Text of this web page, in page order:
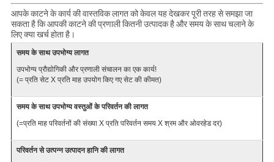
आपके काटने के कार्य की वास्तविक लागत को केवल यह देखकर पूरी तरह से समझा जा
सकता है कि आपकी काटने की प्रणाली कितनी उत्पादक है और समय के साथ चलाने के
लिए क्या खर्च होता है।
समय के साथ उपभोग्य लागत
उपभोग्य प्रौद्योगिकी और प्रणाली संचालन का एक कार्य!
(= प्रति सेट X प्रति माह उपयोग किए गए सेट की कीमत)
समय के साथ उपभोग्य वस्तुओं के परिवर्तन की लागत
(=प्रति माह परिवर्तनों की संख्या X प्रति परिवर्तन समय X श्रम और ओवरहेड दर)
परिवर्तन से उत्पन्न उत्पादन हानि की लागत